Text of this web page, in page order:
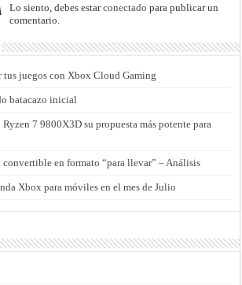
Lo siento, debes estarconectado para publicar un
comentario.
tus juegos con Xbox Cloud Gaming
batacazo inicial
7 9800X3D su propuesta más potente para
en formato “para llevar” – Análisis
Xbox para móviles en el mes de Julio